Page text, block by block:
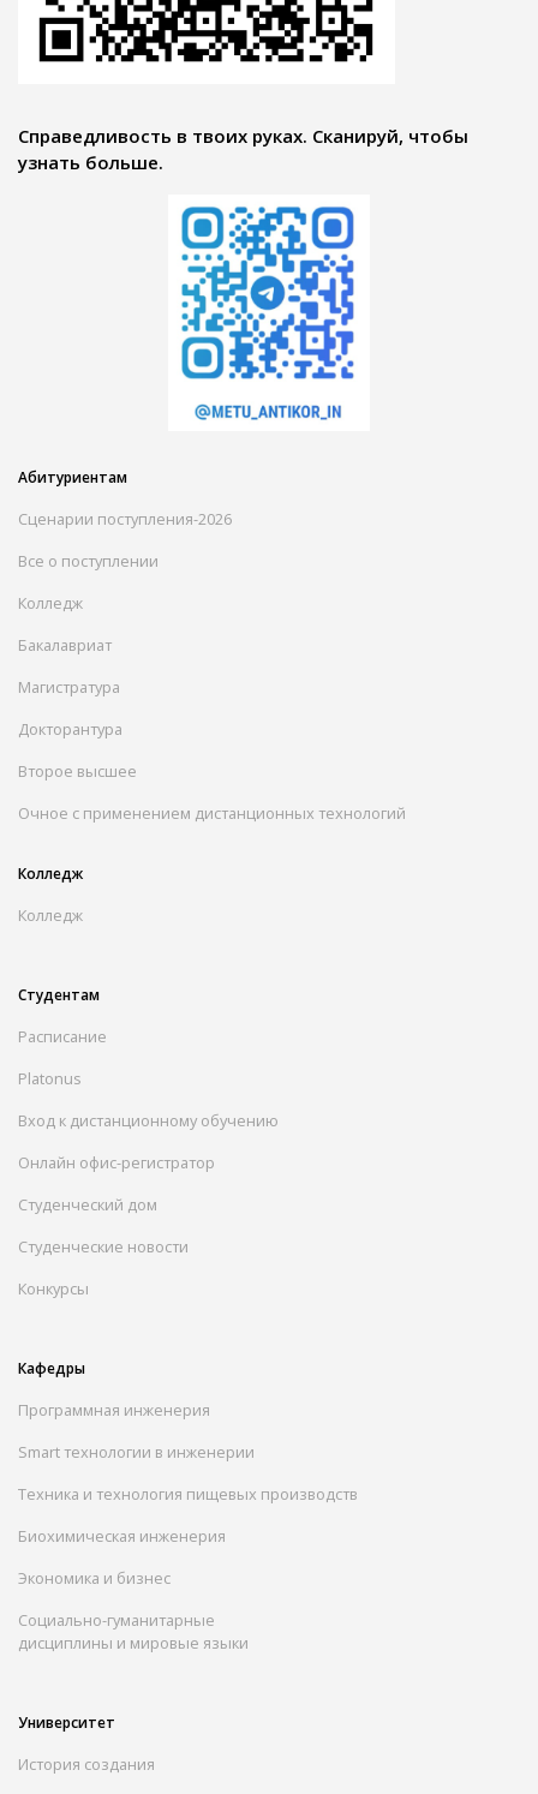
Справедливость в твоих руках. Сканируй, чтобы
узнать больше.
Абитуриентам
Сценарии поступления-2026
Все о поступлении
Колледж
Бакалавриат
Магистратура
Докторантура
Второе высшее
Очное с применением дистанционных технологий
Колледж
Колледж
Студентам
Расписание
Platonus
Вход к дистанционному обучению
Онлайн офис-регистратор
Студенческий дом
Студенческие новости
Конкурсы
Кафедры
Программная инженерия
Smart технологии в инженерии
Техника и технология пищевых производств
Биохимическая инженерия
Экономика и бизнес
Социально-гуманитарные
дисциплины и мировые языки
Университет
История создания